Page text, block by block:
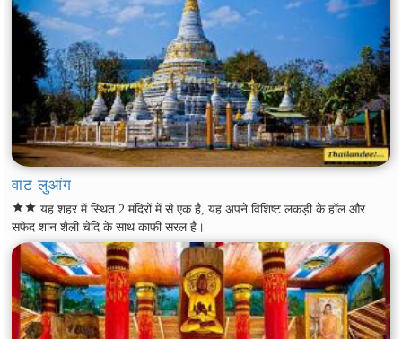
वाट लुआंग
starstar यह शहर में स्थित 2 मंदिरों में से एक है, यह अपने विशिष्ट लकड़ी के हॉल और
सफेद शान शैली चेदि के साथ काफी सरल है।